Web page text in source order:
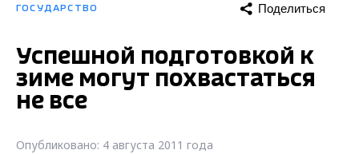
ГОСУДАРСТВО Поделиться
Успешной подготовкой к
зиме могут похвастаться
не все
Опубликовано: 4 августа 2011 года